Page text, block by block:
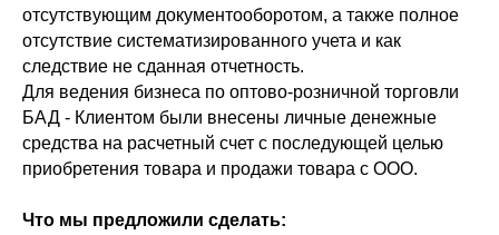
отсутствующим документооборотом, а также полное
отсутствие систематизированного учета и как
следствие не сданная отчетность.
Для ведения бизнеса по оптово-розничной торговли
БАД - Клиентом были внесены личные денежные
средства на расчетный счет с последующей целью
приобретения товара и продажи товара с ООО.
Что мы предложили сделать: